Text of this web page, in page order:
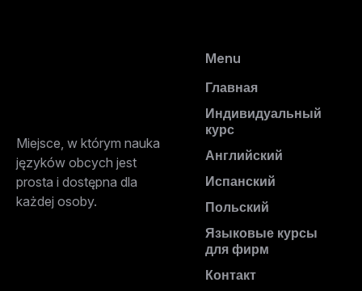
Miejsce, w którym nauka
języków obcych jest
prosta i dostępna dla
każdej osoby.
Menu
Главная
Индивидуальный
курс
Английский
Испанский
Польский
Языковые курсы
для фирм
Контакт